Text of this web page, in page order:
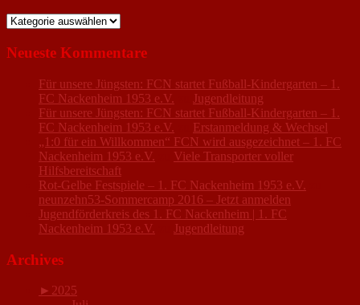
Kategorien
Neueste Kommentare
Für unsere Jüngsten: FCN startet Fußball-Kindergarten – 1.
FC Nackenheim 1953 e.V.
Jugendleitung
Für unsere Jüngsten: FCN startet Fußball-Kindergarten – 1.
FC Nackenheim 1953 e.V.
Erstanmeldung & Wechsel
„1:0 für ein Willkommen“ FCN wird ausgezeichnet – 1. FC
Nackenheim 1953 e.V.
Viele Transporter voller
Hilfsbereitschaft
Rot-Gelbe Festspiele – 1. FC Nackenheim 1953 e.V.
neunzehn53-Sommercamp 2016 – Jetzt anmelden
Jugendförderkreis des 1. FC Nackenheim | 1. FC
Nackenheim 1953 e.V.
Jugendleitung
Archives
► 2025